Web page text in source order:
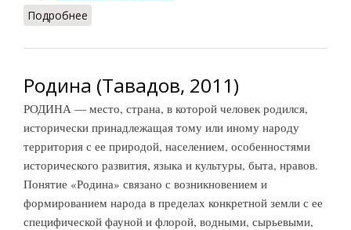
Подробнее
Родина (Тавадов, 2011)
РОДИНА — место, страна, в которой человек родился,
исторически принадлежащая тому или иному народу
территория с ее природой, населением, особенностями
исторического развития, языка и культуры, быта, нравов.
Понятие «Родина» связано с возникновением и
формированием народа в пределах конкретной земли с ее
специфической фауной и флорой, водными, сырьевыми,